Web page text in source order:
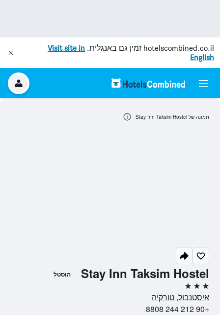
hotelscombined.co.il זמין גם באנגלית. Visit site in
English
Stay Inn Taksim Hostel הוסטל
3 כוכבים
איסטנבול, טורקיה
+90 212 244 8808
תמונה של Stay Inn Taksim Hostel